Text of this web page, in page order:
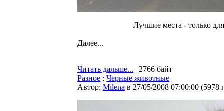
Лучшие места - только
Далее...
Читать дальше... | 2766 байт
Разное : Черные животные
Автор: Milena в 27/05/2008 07:00:00 (5978